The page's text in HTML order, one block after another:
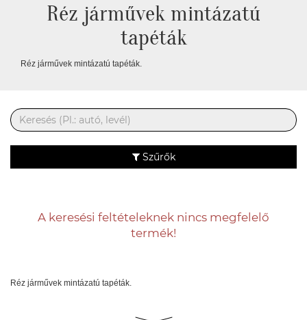
Réz járművek mintázatú
tapéták
Réz járművek mintázatú tapéták.
Szűrők
A keresési feltételeknek nincs megfelelő
termék!
Réz járművek mintázatú tapéták.